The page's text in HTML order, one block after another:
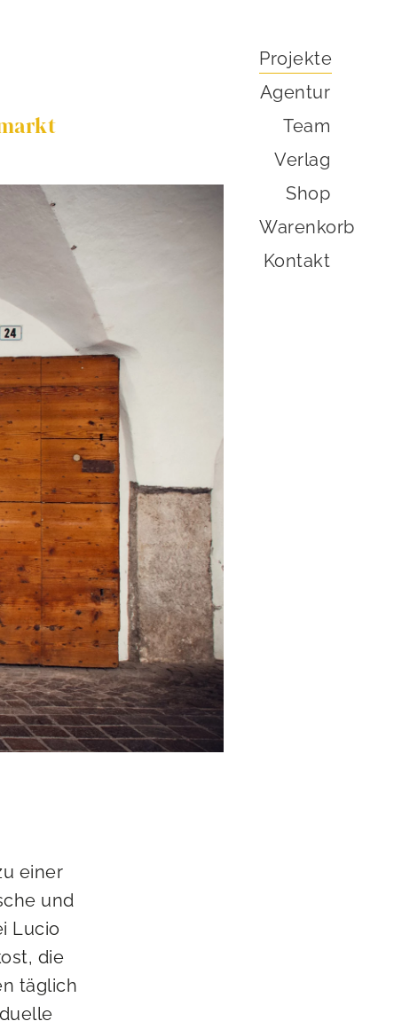
einer
und
Lucio
die
täglich
Projekte
Agentur
Team
Verlag
Shop
Warenkorb
Kontakt